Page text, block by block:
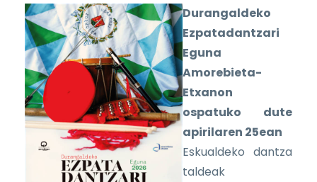
Durangaldeko
Ezpatadantzari
Eguna
Amorebieta-
Etxanon
ospatuko dute
apirilaren 25ean
Eskualdeko dantza
taldeak